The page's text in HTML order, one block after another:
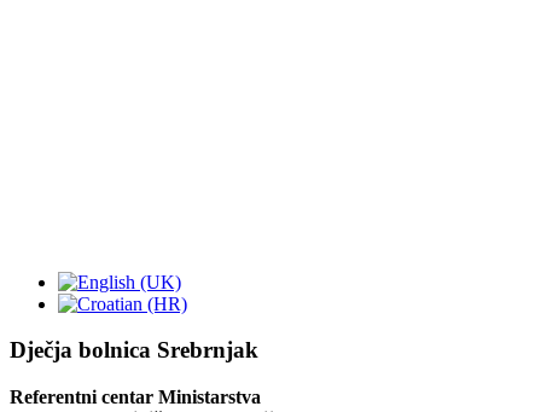
Dječja bolnica Srebrnjak
Referentni centar Ministarstva